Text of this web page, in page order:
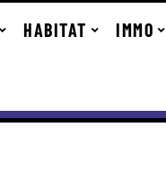
HABITAT IMMO